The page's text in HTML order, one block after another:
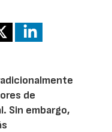
de
Sin embargo,